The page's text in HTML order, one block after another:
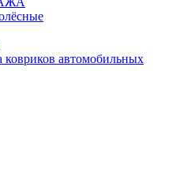
ковриков автомобильных